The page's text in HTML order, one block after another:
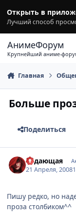
Открыть в
Лучший способ
АнимеФорум
Крупнейший аниме-
Главная
Больше
Поделиться
Ведающая
21 Апреля, 2008
Пишу редко, но
проза столбиком^^